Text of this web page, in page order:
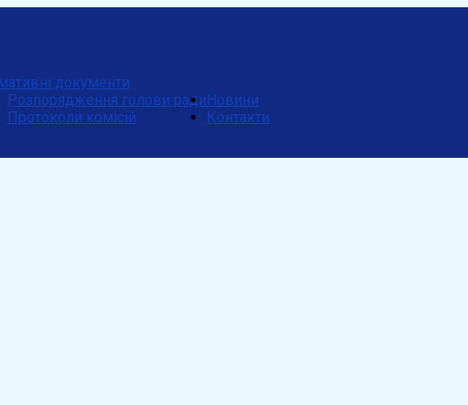
документи
Розпорядження голови ради
Протоколи комісій
Новини
Контакти